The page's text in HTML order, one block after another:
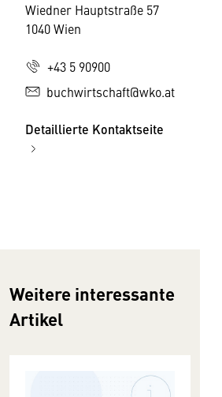
Wiedner Hauptstraße 57
1040 Wien
+43 5 90900
buchwirtschaft@wko.at
Detaillierte Kontaktseite
Weitere interessante
Artikel